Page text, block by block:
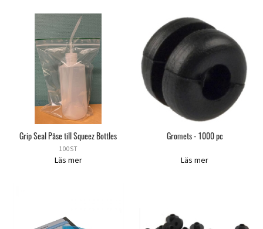
Grip Seal Påse till Squeez Bottles
100ST
Läs mer
Gromets - 1000 pc
Läs mer